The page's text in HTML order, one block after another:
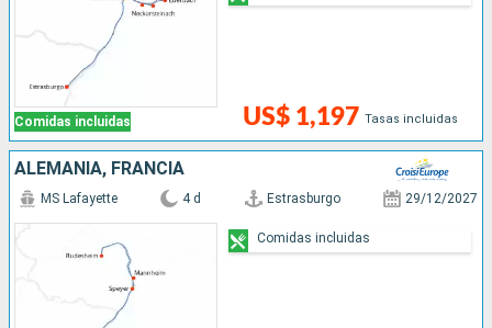
Comidas incluidas US$ 1,197 Tasas incluidas
ALEMANIA, FRANCIA
MS Lafayette 4 d Estrasburgo 29/12/2027
Comidas incluidas